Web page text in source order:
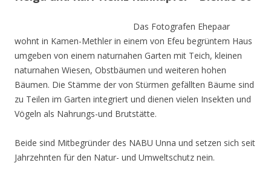
Das Fotografen Ehepaar
wohnt in Kamen-Methler in einem von Efeu begrüntem Haus
umgeben von einem naturnahen Garten mit Teich, kleinen
naturnahen Wiesen, Obstbäumen und weiteren hohen
Bäumen. Die Stämme der von Stürmen gefällten Bäume sind
zu Teilen im Garten integriert und dienen vielen Insekten und
Vögeln als Nahrungs-und Brutstätte.
Beide sind Mitbegründer des NABU Unna und setzen sich seit
Jahrzehnten für den Natur- und Umweltschutz nein.